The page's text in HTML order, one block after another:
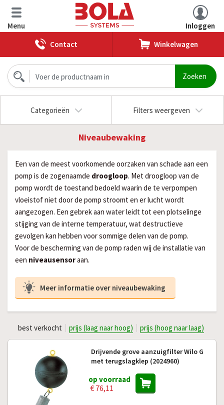
Menu
Inloggen
Contact
Winkelwagen
Categorieën Filters weergeven
Niveaubewaking
Een van de meest voorkomende oorzaken van schade aan een
pomp is de zogenaamde droogloop. Met droogloop van de
pomp wordt de toestand bedoeld waarin de te verpompen
vloeistof niet door de pomp stroomt en er lucht wordt
aangezogen. Een gebrek aan water leidt tot een plotselinge
stijging van de interne temperatuur, wat destructieve
gevolgen kan hebben voor sommige delen van de pomp.
Voor de bescherming van de pomp raden wij de installatie van
een niveausensoraan.
Meer informatie over niveaubewaking
best verkocht prijs (laag naar hoog) prijs (hoog naar laag)
Drijvende grove aanzuigfilter Wilo G
met terugslagklep (2024960)
op voorraad
€ 76,11